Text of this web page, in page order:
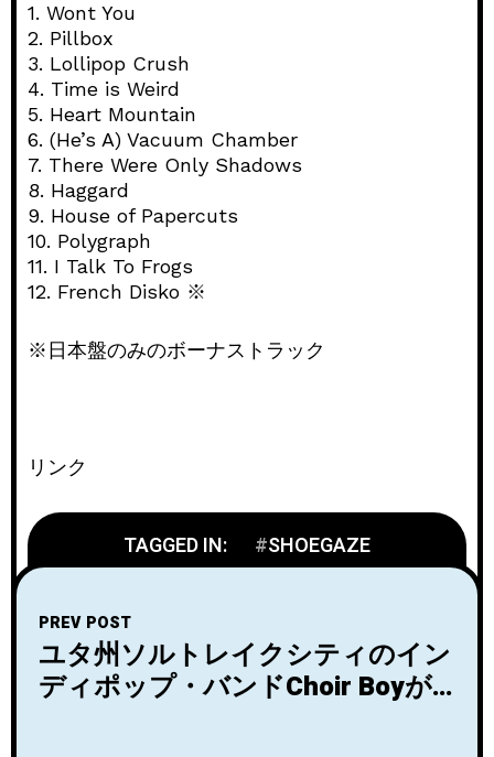
1. Wont You
2. Pillbox
3. Lollipop Crush
4. Time is Weird
5. Heart Mountain
6. (He’s A) Vacuum Chamber
7. There Were Only Shadows
8. Haggard
9. House of Papercuts
10. Polygraph
11. I Talk To Frogs
12. French Disko ※
※日本盤のみのボーナストラック
リンク
TAGGED IN: SHOEGAZE
PREV POST
ユタ州ソルトレイクシティのイン
ディポップ・バンドChoir Boyが5